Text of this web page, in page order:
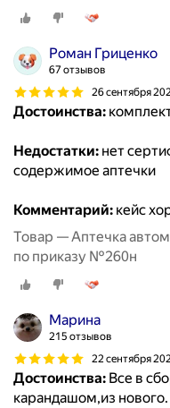
Роман Гриценко
67 отзывов
26 сентября
Достоинства:
Недостатки: нет
содержимое аптечки
Комментарий: кейс
Товар — Аптечка
по приказу №260н
Марина
215 отзывов
22 сентября
Достоинства: Все в
карандашом,из нового.